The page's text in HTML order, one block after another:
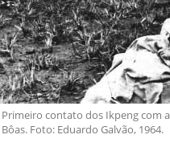
Primeiro contato dos Ikpeng com
Bôas. Foto: Eduardo Galvão, 1964.